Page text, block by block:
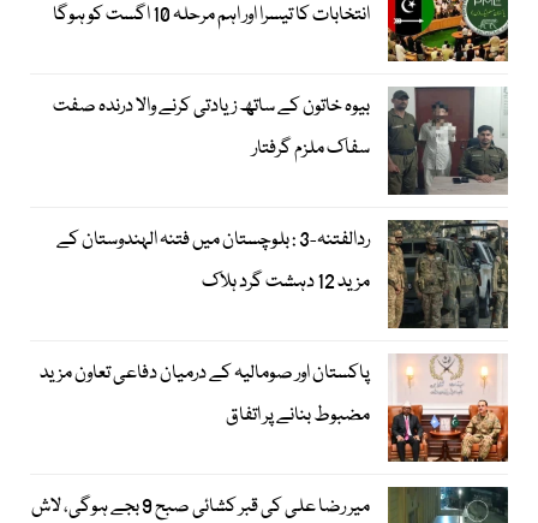
انتخابات کا تیسرا اور اہم مرحلہ 10 اگست کو ہوگا
بیوہ خاتون کے ساتھ زیادتی کرنے والا درندہ صفت
سفاک ملزم گرفتار
ردالفتنہ-3 : بلوچستان میں فتنہ الہندوستان کے
مزید 12 دہشت گرد ہلاک
پاکستان اور صومالیہ کے درمیان دفاعی تعاون مزید
مضبوط بنانے پر اتفاق
میر رضا علی کی قبر کشائی صبح 9 بجے ہوگی، لاش